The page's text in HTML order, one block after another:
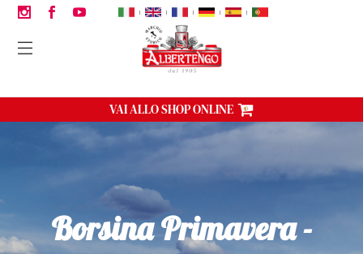
| | | | |
VAI ALLO SHOP ONLINE
Borsina Primavera -